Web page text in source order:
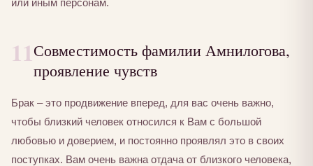
или иным персонам.
11Совместимость фамилии Амнилогова,
проявление чувств
Брак – это продвижение вперед, для вас очень важно,
чтобы близкий человек относился к Вам с большой
любовью и доверием, и постоянно проявлял это в своих
поступках. Вам очень важна отдача от близкого человека,